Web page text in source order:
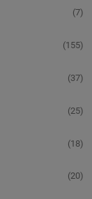
(7)
(155)
(37)
(25)
(18)
(20)